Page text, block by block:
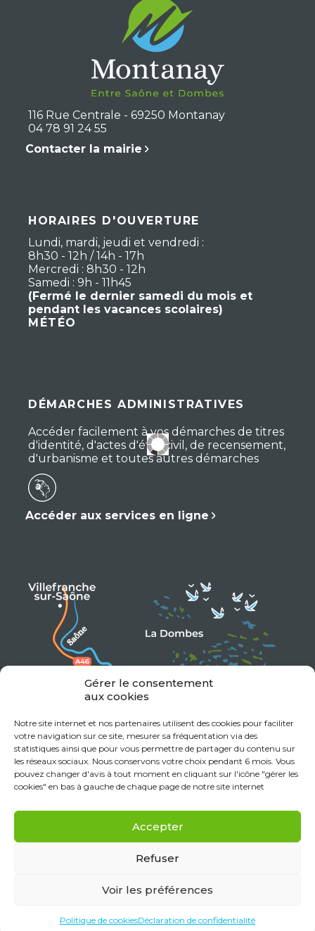
Gérer le consentement
aux cookies
Notre site internet et nos partenaires utilisent des cookies pour faciliter
votre navigation sur ce site, mesurer sa fréquentation via des
statistiques ainsi que pour vous permettre de partager du contenu sur
les réseaux sociaux. Nous conservons votre choix pendant 6 mois. Vous
pouvez changer d'avis à tout moment en cliquant sur l'icône "gérer les
cookies" en bas à gauche de chaque page de notre site internet
Accepter
Refuser
Voir les préférences
Politique de cookiesDéclaration de confidentialité
116 Rue Centrale - 69250 Montanay
04 78 91 24 55
Contacter la mairie
HORAIRES D'OUVERTURE
Lundi, mardi, jeudi et vendredi :
8h30 - 12h / 14h - 17h
Mercredi : 8h30 - 12h
Samedi : 9h - 11h45
(Fermé le dernier samedi du mois et
pendant les vacances scolaires)
MÉTÉO
DÉMARCHES ADMINISTRATIVES
Accéder facilement à vos démarches de titres
d'identité, d'actes d'état civil, de recensement,
d'urbanisme et toutes autres démarches
Accéder aux services en ligne
Mentions Légales
Données personnelles
Réalisation Monclocher.com